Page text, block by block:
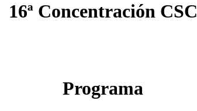
16ª Concentración CSC
Programa